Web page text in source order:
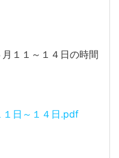
月１１～１４日の時間
１日～１４日.pdf